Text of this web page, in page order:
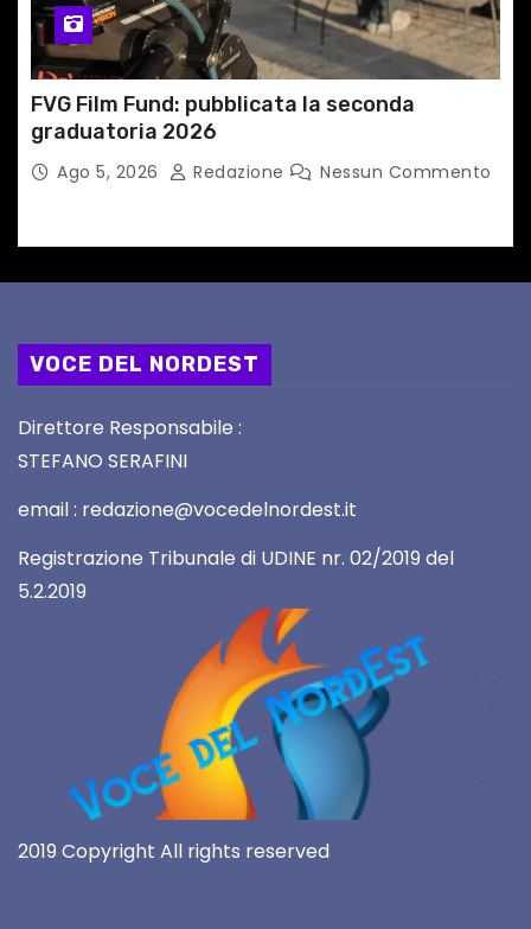
FVG Film Fund: pubblicata la seconda
graduatoria 2026
Ago 5, 2026 Redazione Nessun Commento
VOCE DEL NORDEST
Direttore Responsabile :
STEFANO SERAFINI
email : redazione@vocedelnordest.it
Registrazione Tribunale di UDINE nr. 02/2019 del
5.2.2019
2019 Copyright All rights reserved